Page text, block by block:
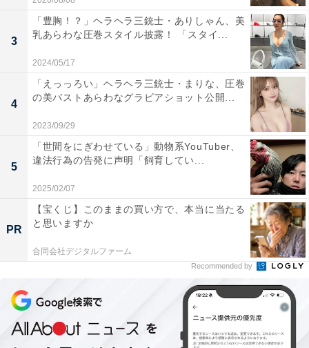
3
「豊胸！？」ヘラヘラ三銃士・ありしゃん、美
乳あらわな圧巻スタイル披露！ 「スタイ...
2024/05/17
4
「えっっろい」ヘラヘラ三銃士・まりな、圧巻
の美バストあらわなグラビアショット公開...
2023/09/29
5
「世間をにぎわせている」動物系YouTuber、
違法行為の告発に声明「飼育してい...
2025/02/07
PR
【宝くじ】このままの買い方で、本当に当たる
と思いますか
合同会社デジタルファーム
Recommended by